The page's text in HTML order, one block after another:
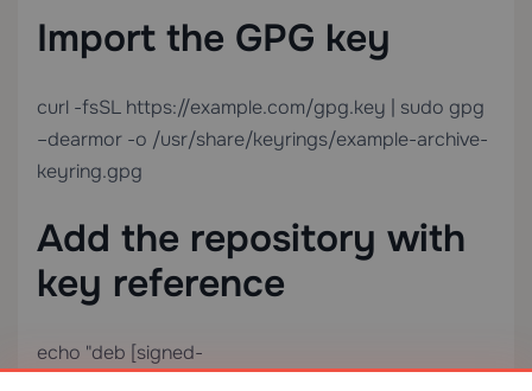
Import the GPG key
curl -fsSL https://example.com/gpg.key | sudo gpg
–dearmor -o /usr/share/keyrings/example-archive-
keyring.gpg
Add the repository with
key reference
echo "deb [signed-